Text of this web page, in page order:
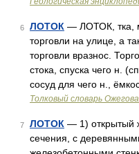
6 ЛОТОК — ЛОТОК, тка,
торговли на улице, а
торговли вразнос.
стока, спуска чего н.
сосуд для чего н.,
Толковый словарь Ожегова
7 ЛОТОК — 1) открытый
сечения, с